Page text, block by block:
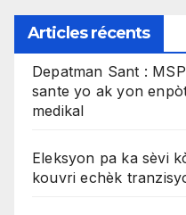
Articles récents
Depatman Sant :
sante yo ak yon
medikal
Eleksyon pa ka sèvi
kouvri echèk